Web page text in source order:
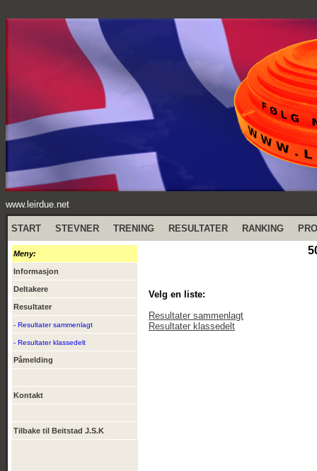
www.leirdue.net
START STEVNER TRENING RESULTATER RANKING
Meny:
Informasjon
Deltakere
Resultater
- Resultater sammenlagt
- Resultater klassedelt
Påmelding
Kontakt
Tilbake til Beitstad J.S.K
Velg en liste:
Resultater sammenlagt
Resultater klassedelt